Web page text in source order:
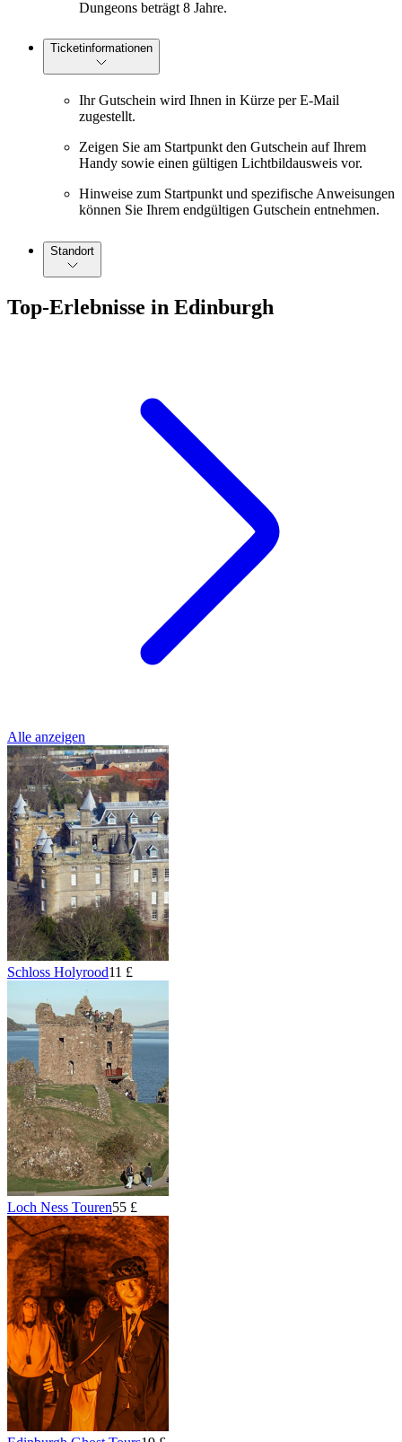
Dungeons beträgt 8 Jahre.
Ticketinformationen
Ihr Gutschein wird Ihnen in Kürze per E-Mail
zugestellt.
Zeigen Sie am Startpunkt den Gutschein auf Ihrem
Handy sowie einen gültigen Lichtbildausweis vor.
Hinweise zum Startpunkt und spezifische Anweisungen
können Sie Ihrem endgültigen Gutschein entnehmen.
Standort
Top-Erlebnisse in Edinburgh
Alle anzeigen
Schloss Holyrood11 £
Loch Ness Touren55 £